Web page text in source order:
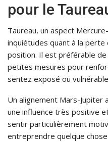
pour le
Taureau, un aspect
inquiétudes quant à la perte
position. Il est préférable
petites mesures pour
sentez exposé ou
Un alignement Mars-
une influence très positive
sentir particulièrement
entreprendre quelque